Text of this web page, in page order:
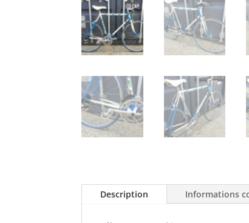
Description Informations